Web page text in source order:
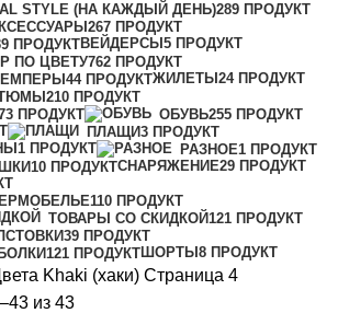
STYLE (НА КАЖДЫЙ ДЕНЬ)289 ПРОДУКТ
267 ПРОДУКТ
ПРОДУКТВЕЙДЕРСЫ 5 ПРОДУКТ
ПО ЦВЕТУ762 ПРОДУКТ
44 ПРОДУКТЖИЛЕТЫ 24 ПРОДУКТ
210 ПРОДУКТ
ПРОДУКТ ОБУВЬ255 ПРОДУКТ
ПЛАЩИ3 ПРОДУКТ
1 ПРОДУКТ РАЗНОЕ1 ПРОДУКТ
10 ПРОДУКТСНАРЯЖЕНИЕ29 ПРОДУКТ
110 ПРОДУКТ
ТОВАРЫ СО СКИДКОЙ121 ПРОДУКТ
39 ПРОДУКТ
121 ПРОДУКТШОРТЫ 8 ПРОДУКТ
Khaki (хаки) Страница 4
из 43Сортировка: